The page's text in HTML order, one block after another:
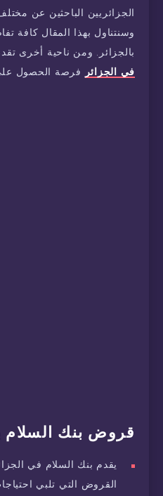
الجزائريين الباحثين عن
وسنتناول بهذا المقال كافة
بالجزائر. ومن ناحية أخرى
في الجزائر
فرصة الحصول
قروض بنك السلام
يقدم بنك السلام في
القروض التي تلبي